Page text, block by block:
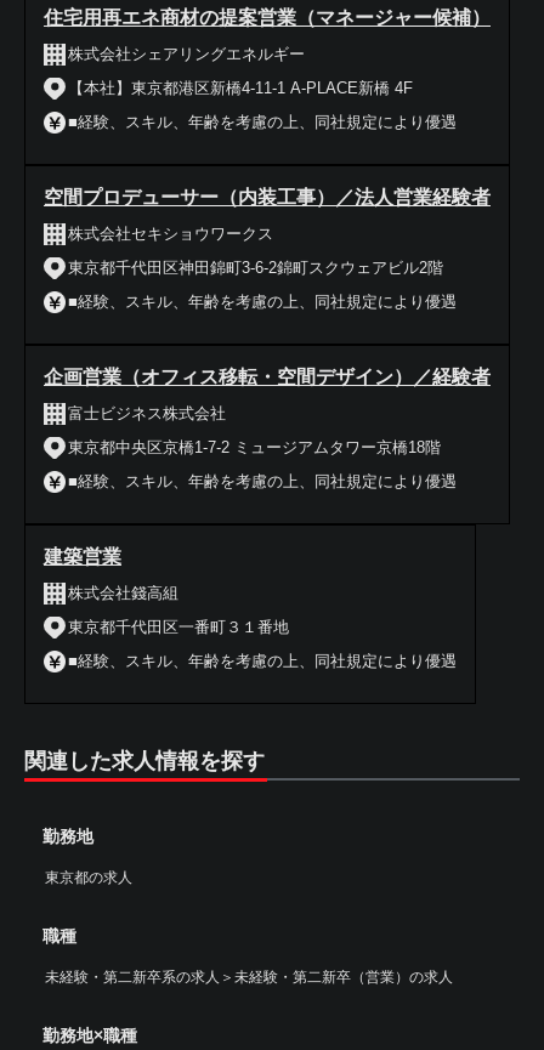
住宅用再エネ商材の提案営業（マネージャー候補）
株式会社シェアリングエネルギー
【本社】東京都港区新橋4-11-1 A-PLACE新橋 4F
■経験、スキル、年齢を考慮の上、同社規定により優遇
空間プロデューサー（内装工事）／法人営業経験者
株式会社セキショウワークス
東京都千代田区神田錦町3-6-2錦町スクウェアビル2階
■経験、スキル、年齢を考慮の上、同社規定により優遇
企画営業（オフィス移転・空間デザイン）／経験者
富士ビジネス株式会社
東京都中央区京橋1-7-2 ミュージアムタワー京橋18階
■経験、スキル、年齢を考慮の上、同社規定により優遇
建築営業
株式会社錢高組
東京都千代田区一番町３１番地
■経験、スキル、年齢を考慮の上、同社規定により優遇
関連した求人情報を探す
勤務地
東京都の求人
職種
未経験・第二新卒系の求人 ＞ 未経験・第二新卒（営業）の求人
勤務地×職種